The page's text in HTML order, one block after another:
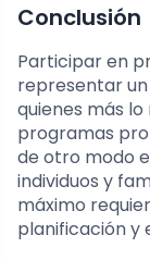
Conclusión
Participar en
representar
quienes más
programas
de otro modo
individuos y
máximo
planificación y